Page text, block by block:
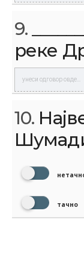
9.
реке
10.
тачно